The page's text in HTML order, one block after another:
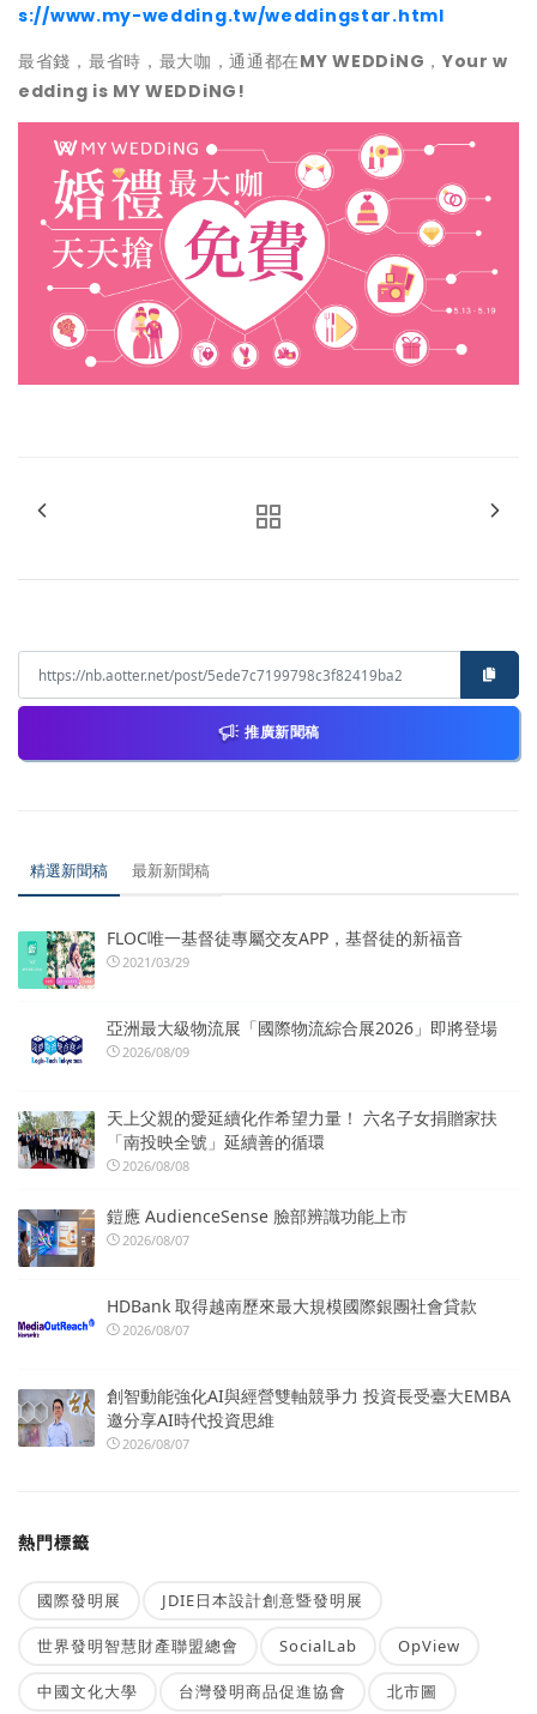
s://www.my-wedding.tw/weddingstar.html
最省錢，最省時，最大咖，通通都在MY WEDDiNG ， Your w
edding is MY WEDDiNG!
推廣新聞稿
精選新聞稿 最新新聞稿
FLOC唯一基督徒專屬交友APP，基督徒的新福音
2021/03/29
亞洲最大級物流展「國際物流綜合展2026」即將登場
2026/08/09
天上父親的愛延續化作希望力量！ 六名子女捐贈家扶
「南投映全號」延續善的循環
2026/08/08
鎧應 AudienceSense 臉部辨識功能上市
2026/08/07
HDBank 取得越南歷來最大規模國際銀團社會貸款
2026/08/07
創智動能強化AI與經營雙軸競爭力 投資長受臺大EMBA
邀分享AI時代投資思維
2026/08/07
熱門標籤
國際發明展 JDIE日本設計創意暨發明展
世界發明智慧財產聯盟總會 SocialLab OpView
中國文化大學 台灣發明商品促進協會 北市圖